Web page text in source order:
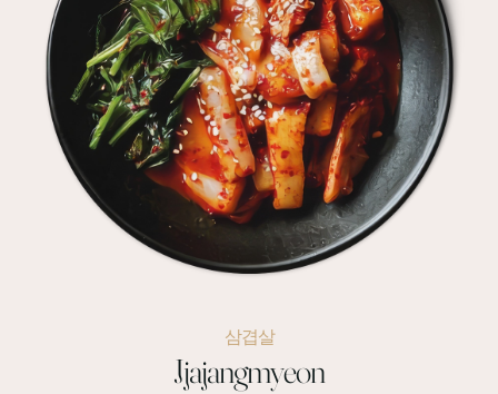
삼겹살
Jjajangmyeon